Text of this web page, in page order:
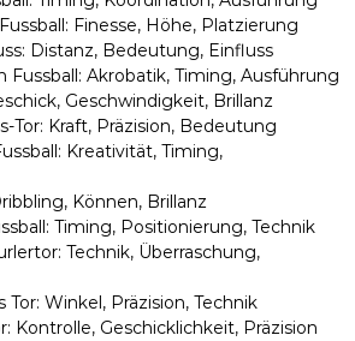
Finesse, Höhe, Platzierung
Distanz, Bedeutung, Einfluss
Fussball: Akrobatik, Timing, Ausführung
Geschwindigkeit, Brillanz
Tor: Kraft, Präzision, Bedeutung
Kreativität, Timing,
Können, Brillanz
Timing, Positionierung, Technik
Technik, Überraschung,
Tor: Winkel, Präzision, Technik
Kontrolle, Geschicklichkeit, Präzision